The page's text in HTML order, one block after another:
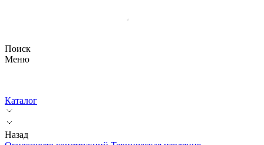
Поиск
Меню
Каталог
Назад